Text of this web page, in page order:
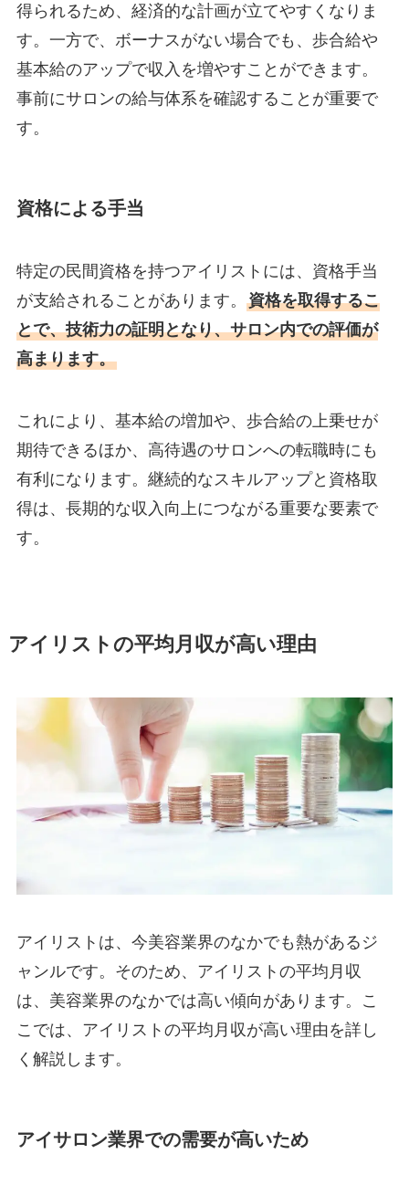
得られるため、経済的な計画が立てやすくなりま
す。一方で、ボーナスがない場合でも、歩合給や
基本給のアップで収入を増やすことができます。
事前にサロンの給与体系を確認することが重要で
す。
資格による手当
特定の民間資格を持つアイリストには、資格手当
が支給されることがあります。 資格を取得するこ
とで、技術力の証明となり、サロン内での評価が
高まります。
これにより、基本給の増加や、歩合給の上乗せが
期待できるほか、高待遇のサロンへの転職時にも
有利になります。継続的なスキルアップと資格取
得は、長期的な収入向上につながる重要な要素で
す。
アイリストの平均月収が高い理由
アイリストは、今美容業界のなかでも熱があるジ
ャンルです。そのため、アイリストの平均月収
は、美容業界のなかでは高い傾向があります。こ
こでは、アイリストの平均月収が高い理由を詳し
く解説します。
アイサロン業界での需要が高いため